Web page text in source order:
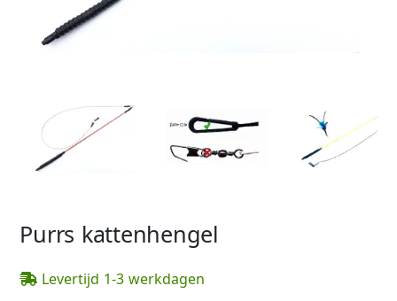
Purrs kattenhengel
Levertijd 1-3 werkdagen